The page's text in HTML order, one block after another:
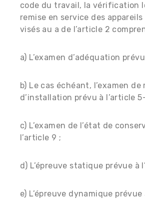
code du travail, la vérification
remise en service des
visés au a de l’article 2
a) L’examen d’adéquation
b) Le cas échéant, l’examen
d’installation prévu à l’article
c) L’examen de l’état de
l’article 9 ;
d) L’épreuve statique prévue à
e) L’épreuve dynamique prévue